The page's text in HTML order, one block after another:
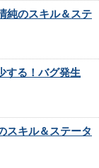
純のスキル＆ステ
する！バグ発生
スキル＆ステータ